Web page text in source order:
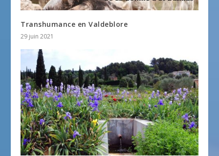
Transhumance en Valdeblore
29 juin 2021